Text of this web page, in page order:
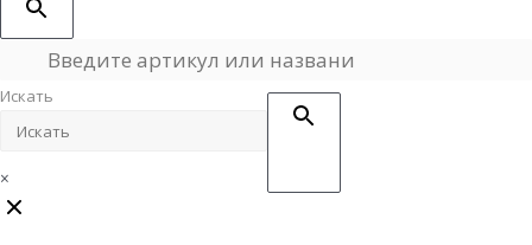
Искать
×